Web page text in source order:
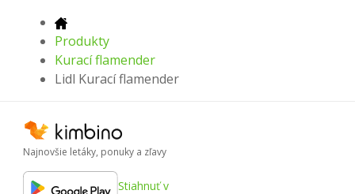
Produkty
Kurací flamender
Lidl Kurací flamender
Najnovšie letáky, ponuky a zľavy
Stiahnuť v